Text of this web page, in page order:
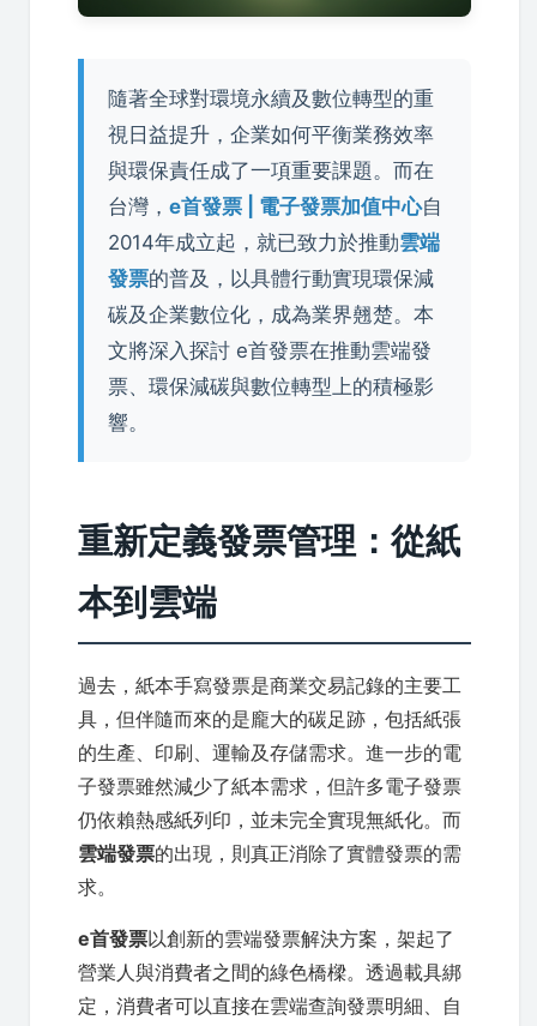
隨著全球對環境永續及數位轉型的重
視日益提升，企業如何平衡業務效率
與環保責任成了一項重要課題。而在
台灣， e首發票 | 電子發票加值中心自
2014年成立起，就已致力於推動雲端
發票的普及，以具體行動實現環保減
碳及企業數位化，成為業界翹楚。本
文將深入探討 e首發票在推動雲端發
票、環保減碳與數位轉型上的積極影
響。
重新定義發票管理：從紙
本到雲端
過去，紙本手寫發票是商業交易記錄的主要工
具，但伴隨而來的是龐大的碳足跡，包括紙張
的生產、印刷、運輸及存儲需求。進一步的電
子發票雖然減少了紙本需求，但許多電子發票
仍依賴熱感紙列印，並未完全實現無紙化。而
雲端發票的出現，則真正消除了實體發票的需
求。
e首發票以創新的雲端發票解決方案，架起了
營業人與消費者之間的綠色橋樑。透過載具綁
定，消費者可以直接在雲端查詢發票明細、自